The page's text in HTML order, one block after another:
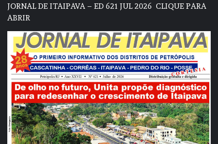
JORNAL DE ITAIPAVA – ED 621 JUL 2026 CLIQUE PARA
ABRIR